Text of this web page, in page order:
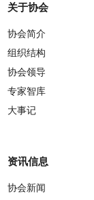
关于协会
协会简介
组织结构
协会领导
专家智库
大事记
资讯信息
协会新闻